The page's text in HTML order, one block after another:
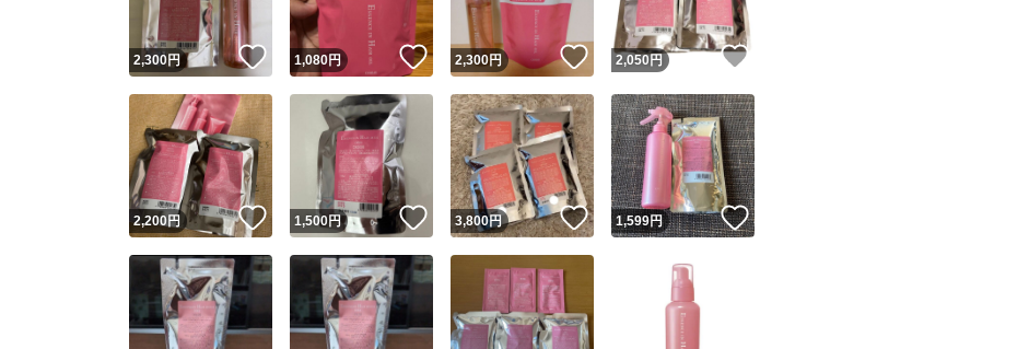
安心取引出品者 Yahoo!フリマの基準をクリアした安心・安全なユーザーです
取引実績
取引実績◯+ このユーザーはYahoo!フリマの取引を完了させた実績があります
他フリマ実績◯+ このユーザーは他フリマサービスでの取引実績があります
スピード&安心発送
※このバッジは実績に基づく表示であり、発送を保証しているものではありません
スピード＆安心発送
このユーザーは高頻度で24時間以内＆設定した発送日数内に発送してい
商品画像の無断転載は禁止されています
コピーは1商品につき1回です
出品ページへ
2,300円 いいね！
1,080円 いいね！
2,300円 いいね！
2,050 円
2,200円 いいね！
1,500円 いいね！
3,800円 いいね！
1,599円 いいね！